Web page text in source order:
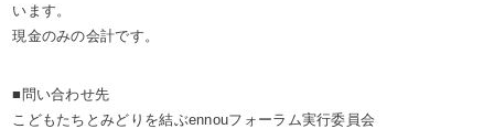
います。
現金のみの会計です。
■問い合わせ先
こどもたちとみどりを結ぶennouフォーラム実行委員会